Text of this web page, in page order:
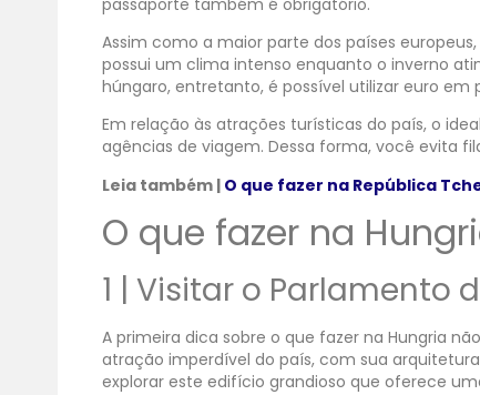
Assim como a maior parte dos países
possui um clima intenso enquanto o inverno
húngaro, entretanto, é possível utilizar euro
Em relação às atrações turísticas do país, o
agências de viagem. Dessa forma, você evita
Leia também | O que fazer na República
O que fazer na
1 | Visitar o Parlamento
A primeira dica sobre o que fazer na Hungria
atração imperdível do país, com sua
explorar este edifício grandioso que oferece